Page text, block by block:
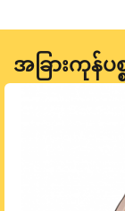
အခြားကုန်ပစ္